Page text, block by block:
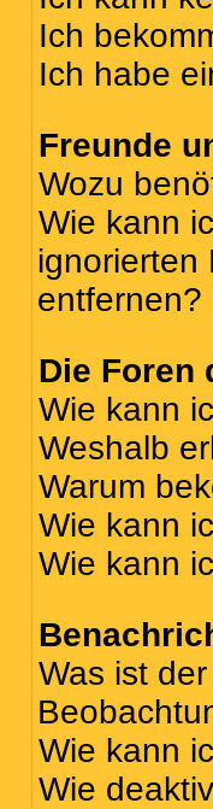
Ich
Ich habe
Freunde
Wozu
Wie kann
ignorierten
entfernen?
Die Foren
Wie kann
Weshalb
Warum
Wie kann
Wie kann
Was ist
Wie kann
Wie